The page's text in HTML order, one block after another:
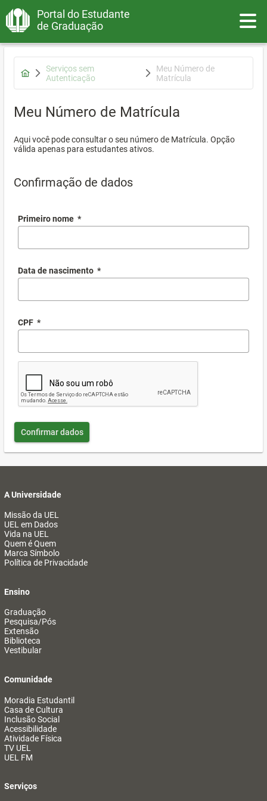
Portal do Estudante
de Graduação
Serviços sem
Autenticação
Meu Número de
Matrícula
Meu Número de Matrícula
Aqui você pode consultar o seu número de Matrícula. Opção
válida apenas para estudantes ativos.
Confirmação de dados
Primeiro nome *
Data de nascimento *
CPF *
Confirmar dados
A Universidade
Missão da UEL
UEL em Dados
Vida na UEL
Quem é Quem
Marca Símbolo
Política de Privacidade
Ensino
Graduação
Pesquisa/Pós
Extensão
Biblioteca
Vestibular
Comunidade
Moradia Estudantil
Casa de Cultura
Inclusão Social
Acessibilidade
Atividade Física
TV UEL
UEL FM
Serviços